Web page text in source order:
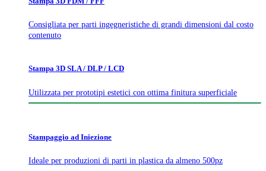
Consigliata per parti ingegneristiche di grandi dimensioni dal costo
contenuto
Stampa 3D SLA / DLP / LCD
Utilizzata per prototipi estetici con ottima finitura superficiale
Stampaggio ad Iniezione
Ideale per produzioni di parti in plastica da almeno 500pz